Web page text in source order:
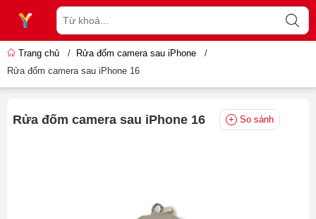
Trang chủ / Rửa đốm camera sau iPhone
/
Rửa đốm camera sau iPhone 16
Rửa đốm camera sau iPhone 16 So sánh